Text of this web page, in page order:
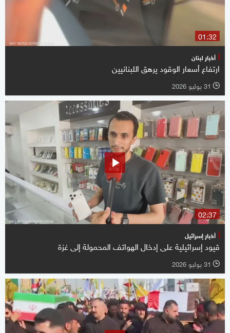
01:32
أخبار لبنان
ارتفاع أسعار الوقود يرهق اللبنانيين
l 31 يوليو 2026
02:37
أخبار إسرائيل
قيود إسرائيلية على إدخال الهواتف المحمولة إلى غزة
l 31 يوليو 2026